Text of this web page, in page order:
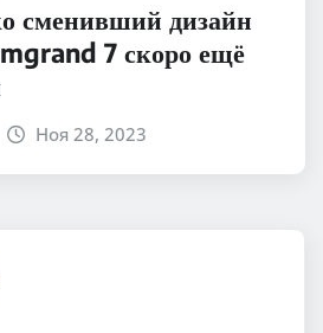
сменивший дизайн
7 скоро ещё
Ноя 28, 2023